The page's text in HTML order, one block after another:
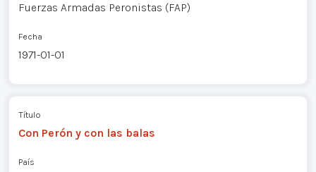
Fuerzas Armadas Peronistas (FAP)
Fecha
1971-01-01
Título
Con Perón y con las balas
País